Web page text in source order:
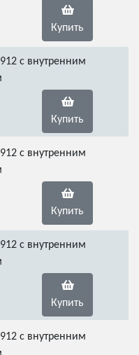
Купить
с внутренним
Купить
с внутренним
Купить
с внутренним
Купить
с внутренним